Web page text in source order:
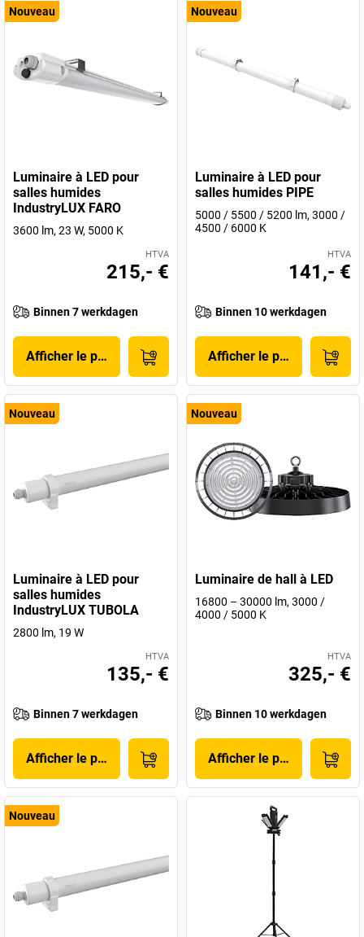
Nouveau
Luminaire à LED pour
salles humides
IndustryLUX FARO
3600 lm, 23 W, 5000 K
HTVA
215,- €
Binnen 7 werkdagen
Afficher le produit
Nouveau
Luminaire à LED pour
salles humides PIPE
5000 / 5500 / 5200 lm, 3000 /
4500 / 6000 K
HTVA
141,- €
Binnen 10 werkdagen
Afficher le produit
Nouveau
Luminaire à LED pour
salles humides
IndustryLUX TUBOLA
2800 lm, 19 W
HTVA
135,- €
Binnen 7 werkdagen
Afficher le produit
Nouveau
Luminaire de hall à LED
16800 – 30000 lm, 3000 /
4000 / 5000 K
HTVA
325,- €
Binnen 10 werkdagen
Afficher le produit
Nouveau